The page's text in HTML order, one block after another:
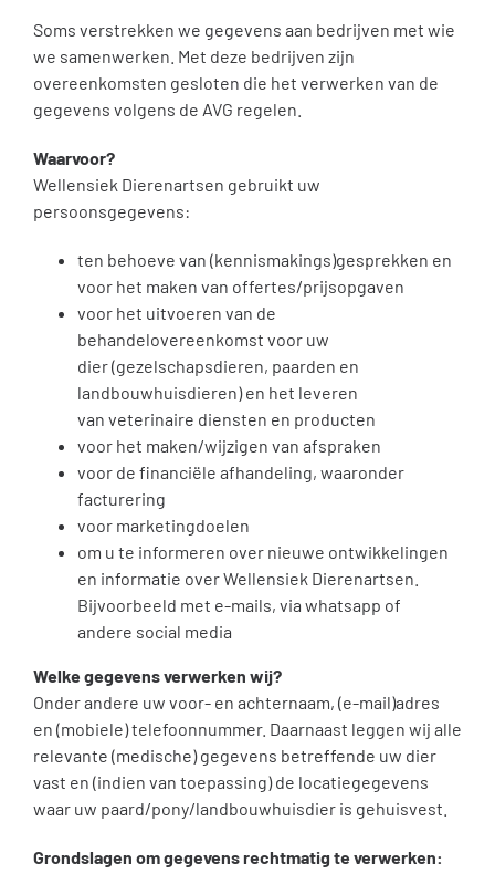
Soms verstrekken we gegevens aan bedrijven met wie
we samenwerken. Met deze bedrijven zijn
overeenkomsten gesloten die het verwerken van de
gegevens volgens de AVG regelen.
Waarvoor?
Wellensiek Dierenartsen gebruikt uw
persoonsgegevens:
ten behoeve van (kennismakings)gesprekken en
voor het maken van offertes/prijsopgaven
voor het uitvoeren van de
behandelovereenkomst voor uw
dier (gezelschapsdieren, paarden en
landbouwhuisdieren) en het leveren
van veterinaire diensten en producten
voor het maken/wijzigen van afspraken
voor de financiële afhandeling, waaronder
facturering
voor marketingdoelen
om u te informeren over nieuwe ontwikkelingen
en informatie over Wellensiek Dierenartsen.
Bijvoorbeeld met e-mails, via whatsapp of
andere social media
Welke gegevens verwerken wij?
Onder andere uw voor- en achternaam, (e-mail)adres
en (mobiele) telefoonnummer. Daarnaast leggen wij alle
relevante (medische) gegevens betreffende uw dier
vast en (indien van toepassing) de locatiegegevens
waar uw paard/pony/landbouwhuisdier is gehuisvest.
Grondslagen om gegevens rechtmatig te verwerken: